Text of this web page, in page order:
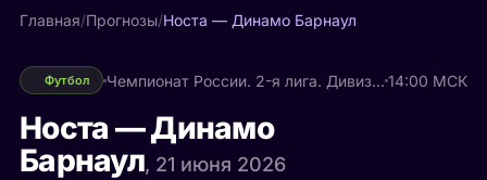
Главная/Прогнозы/Носта — Динамо Барнаул
Футбол Чемпионат России. 2-я лига. Дивизион Б. Группа 4 14:00 МСК
Носта — Динамо
Барнаул, 21 июня 2026